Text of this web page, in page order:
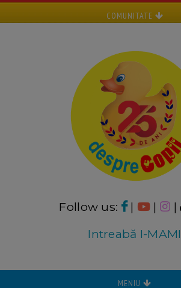
COMUNITATE
Follow us: | | |
Intreabă I-MAMI
MENIU